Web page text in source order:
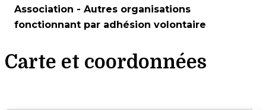
Association - Autres organisations
fonctionnant par adhésion volontaire
Carte et coordonnées